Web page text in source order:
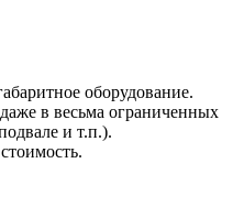
оборудование.
в весьма ограниченных
и т.п.).